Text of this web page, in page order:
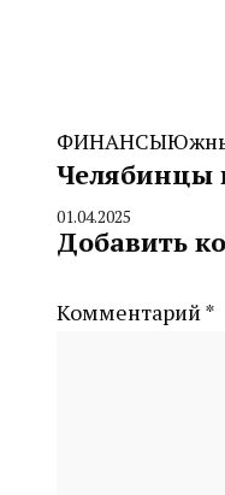
ФИНАНСЫ
Челябинцы
By
CHELINDUSTRY
01.04.2025
Добавить
Комментарий *